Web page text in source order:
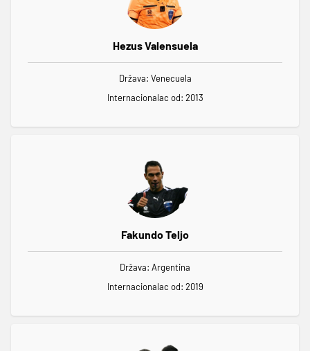
Hezus Valensuela
Država: Venecuela
Internacionalac od: 2013
Fakundo Teljo
Država: Argentina
Internacionalac od: 2019